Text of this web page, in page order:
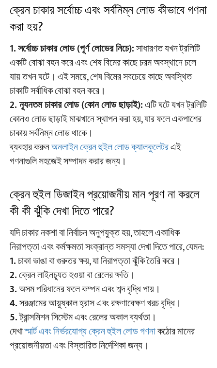
ক্রেন চাকার সর্বোচ্চ এবং সর্বনিম্ন লোড কীভাবে গণনা
করা হয়?
1.সর্বোচ্চ চাকার লোড (পূর্ণ লোডের নিচে):সাধারণত যখন ট্রলিটি
একটি বোঝা বহন করে এবং শেষ বিমের কাছে চরম অবস্থানে চলে
যায় তখন ঘটে। এই সময়ে, শেষ বিমের সবচেয়ে কাছে অবস্থিত
চাকাটি সর্বাধিক বোঝা বহন করে।
2. ন্যূনতম চাকার লোড (কোন লোড ছাড়াই):এটি ঘটে যখন ট্রলিটি
কোনও লোড ছাড়াই মাঝখানে স্থাপন করা হয়, যার ফলে একপাশের
চাকায় সর্বনিম্ন লোড থাকে।
ব্যবহার করুনঅনলাইন ক্রেন হুইল লোড ক্যালকুলেটরএই
গণনাগুলি সহজেই সম্পাদন করার জন্য।
ক্রেন হুইল ডিজাইন প্রয়োজনীয় মান পূরণ না করলে
কী কী ঝুঁকি দেখা দিতে পারে?
যদি চাকার নকশা বা নির্বাচন অনুপযুক্ত হয়, তাহলে একাধিক
নিরাপত্তা এবং কর্মক্ষমতা সংক্রান্ত সমস্যা দেখা দিতে পারে, যেমন:
1.চাকা ভাঙা বা গুরুতর ক্ষয়, যা নিরাপত্তা ঝুঁকি তৈরি করে।
2.ক্রেন লাইনচ্যুত হওয়া বা রেলের ক্ষতি।
3.অসম পরিধানের ফলে কম্পন এবং শব্দ বৃদ্ধি পায়।
4.সরঞ্জামের আয়ুষ্কাল হ্রাস এবং রক্ষণাবেক্ষণ খরচ বৃদ্ধি।
5.ট্রান্সমিশন সিস্টেম এবং রেলের অকাল ব্যর্থতা।
দেখাস্মার্ট এবং নির্ভরযোগ্য ক্রেন হুইল লোড গণনাকঠোর মানের
প্রয়োজনীয়তা এবং বিস্তারিত নির্দেশিকা জন্য।